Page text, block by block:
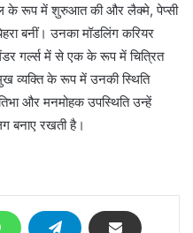
के रूप में शुरुआत की और लैक्मे, पेप्सी
बनीं। उनका मॉडलिंग करियर
गर्ल्स में से एक के रूप में चित्रित
व्यक्ति के रूप में उनकी स्थिति
और मनमोहक उपस्थिति उन्हें
बनाए रखती है।